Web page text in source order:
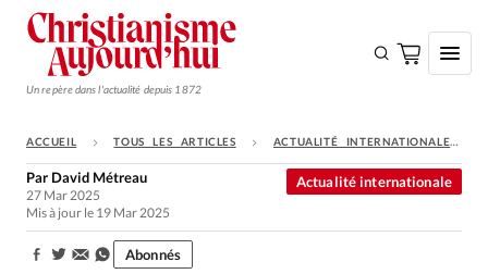
Un repère dans l'actualité depuis 1872
S'ABONNER
Monde
ACCUEIL TOUS LES ARTICLES ACTUALITÉ INTERNATIONALE
Actualité internationale
Par David Métreau
27 Mar 2025
Mis à jour le 19 Mar 2025
Partager:
Abonnés